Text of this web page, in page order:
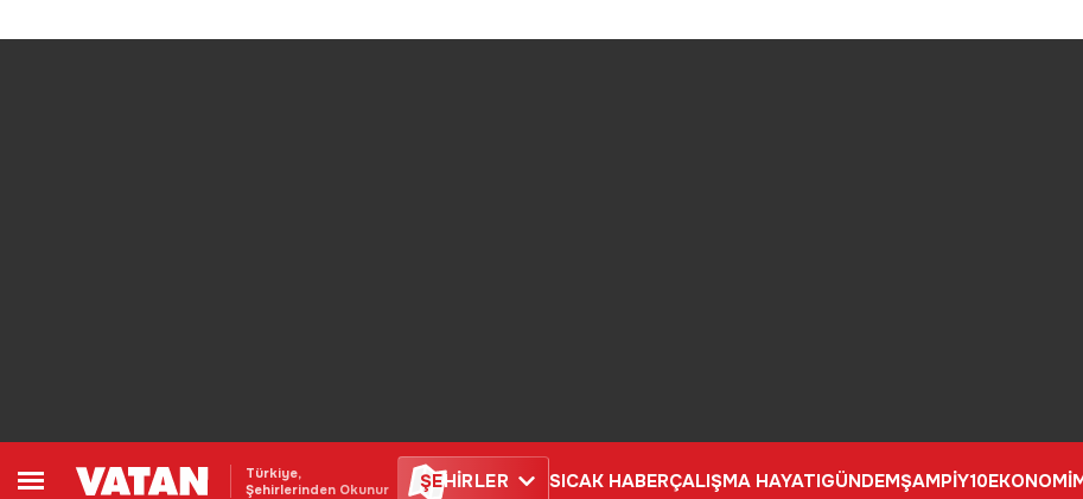
Türkiye,
Şehirlerinden Okunur
ŞEHİRLER SICAK HABERÇALIŞMA HAYATIGÜNDEMŞAMPİY10EKONOMİ